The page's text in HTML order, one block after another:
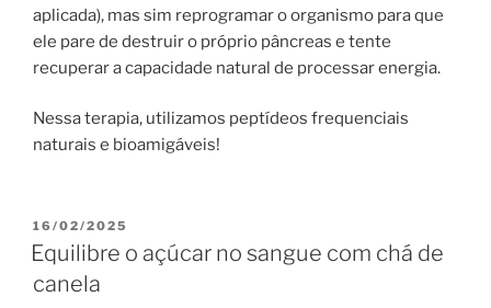
aplicada), mas sim reprogramar o organismo para que
ele pare de destruir o próprio pâncreas e tente
recuperar a capacidade natural de processar energia.
Nessa terapia, utilizamos peptídeos frequenciais
naturais e bioamigáveis!
PUBLICADO
EM
16/02/2025
Equilibre o açúcar no sangue com chá de
canela